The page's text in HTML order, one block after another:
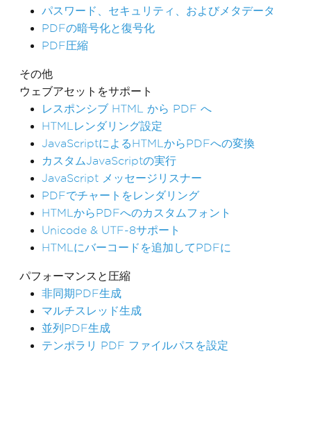
パスワード、セキュリティ、およびメタデータ
PDFの暗号化と復号化
PDF圧縮
その他
ウェブアセットをサポート
レスポンシブ HTML から PDF へ
HTMLレンダリング設定
JavaScriptによるHTMLからPDFへの変換
カスタムJavaScriptの実行
JavaScript メッセージリスナー
PDFでチャートをレンダリング
HTMLからPDFへのカスタムフォント
Unicode & UTF-8サポート
HTMLにバーコードを追加してPDFに
パフォーマンスと圧縮
非同期PDF生成
マルチスレッド生成
並列PDF生成
テンポラリ PDF ファイルパスを設定